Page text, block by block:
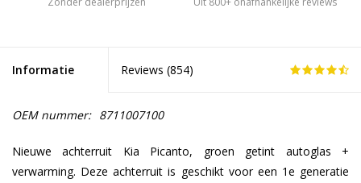
Informatie Reviews (854)
OEM nummer: 8711007100
Nieuwe achterruit Kia Picanto, groen getint autoglas +
verwarming. Deze achterruit is geschikt voor een 1e generatie